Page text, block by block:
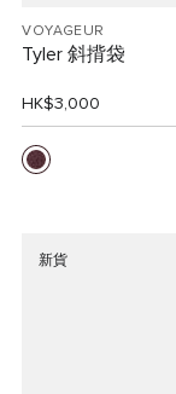
VOYAGEUR
Tyler 斜揹袋
HK$3,000
新貨